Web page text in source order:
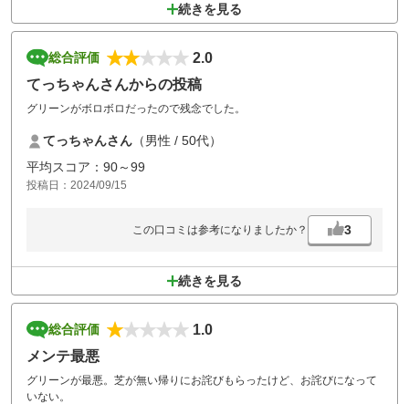
続きを見る
総合評価
2.0
てっちゃんさんからの投稿
グリーンがボロボロだったので残念でした。
てっちゃんさん （男性 / 50代）
平均スコア：90～99
投稿日：2024/09/15
この口コミは参考になりましたか？ 3
続きを見る
総合評価
1.0
メンテ最悪
グリーンが最悪。芝が無い帰りにお詫びもらったけど、お詫びになって
いない。